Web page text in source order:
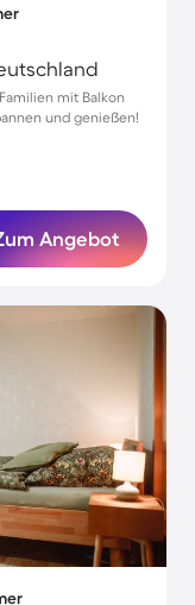
mit Balkon
und genießen!
Angebot